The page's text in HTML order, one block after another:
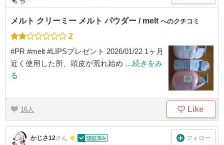
メルト クリーミー メルト パウダー / melt へのクチコミ
2
#PR #melt #LIPSプレゼント 2026/01/22 1ヶ月
近く使用した所、頭皮が荒れ始め …続きをみ
る
16 Like
かじさ12さん フォロー